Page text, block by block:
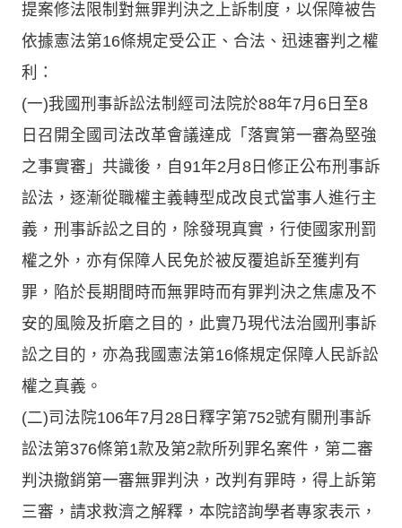
提案修法限制對無罪判決之上訴制度，以保障被告
依據憲法第16條規定受公正、合法、迅速審判之權
利：
(一)我國刑事訴訟法制經司法院於88年7月6日至8
日召開全國司法改革會議達成「落實第一審為堅強
之事實審」共識後，自91年2月8日修正公布刑事訴
訟法，逐漸從職權主義轉型成改良式當事人進行主
義，刑事訴訟之目的，除發現真實，行使國家刑罰
權之外，亦有保障人民免於被反覆追訴至獲判有
罪，陷於長期間時而無罪時而有罪判決之焦慮及不
安的風險及折磨之目的，此實乃現代法治國刑事訴
訟之目的，亦為我國憲法第16條規定保障人民訴訟
權之真義。
(二)司法院106年7月28日釋字第752號有關刑事訴
訟法第376條第1款及第2款所列罪名案件，第二審
判決撤銷第一審無罪判決，改判有罪時，得上訴第
三審，請求救濟之解釋，本院諮詢學者專家表示，